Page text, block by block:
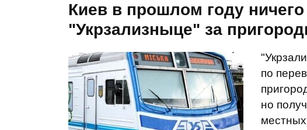
Киев в прошлом году ничего
"Укрзализныце" за
по
но